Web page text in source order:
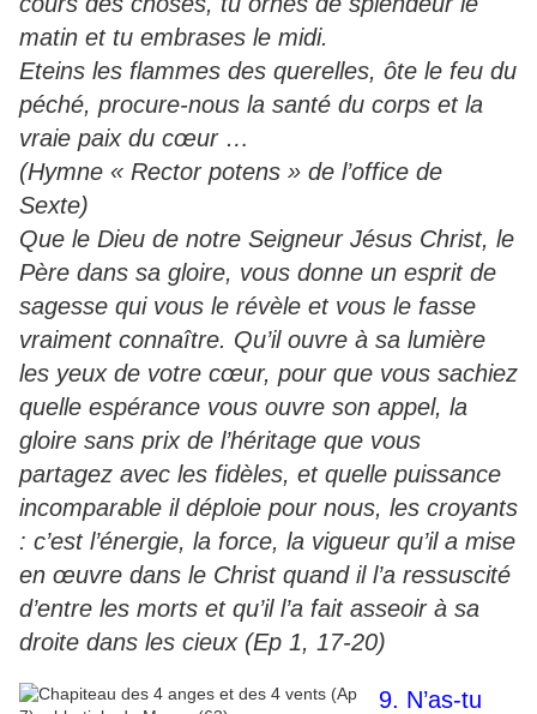
matin et tu embrases le midi.
Eteins les flammes des querelles, ôte le feu du
péché, procure-nous la santé du corps et la
vraie paix du cœur …
(Hymne « Rector potens » de l’office de
Sexte)
Que le Dieu de notre Seigneur Jésus Christ, le
Père dans sa gloire, vous donne un esprit de
sagesse qui vous le révèle et vous le fasse
vraiment connaître. Qu’il ouvre à sa lumière
les yeux de votre cœur, pour que vous sachiez
quelle espérance vous ouvre son appel, la
gloire sans prix de l’héritage que vous
partagez avec les fidèles, et quelle puissance
incomparable il déploie pour nous, les croyants
: c’est l’énergie, la force, la vigueur qu’il a mise
en œuvre dans le Christ quand il l’a ressuscité
d’entre les morts et qu’il l’a fait asseoir à sa
droite dans les cieux (Ep 1, 17-20)
9. N’as-tu